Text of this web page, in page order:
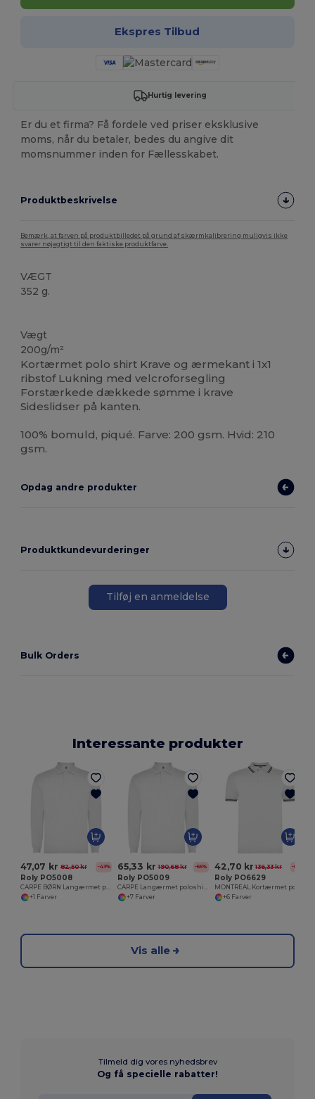
Ekspres Tilbud
Hurtig levering
Er du et firma? Få fordele ved priser eksklusive
moms, når du betaler, bedes du angive dit
momsnummer inden for Fællesskabet.
Produktbeskrivelse
Bemærk, at farven på produktbilledet på grund af skærmkalibrering muligvis ikke
svarer nøjagtigt til den faktiske produktfarve.
VÆGT
352 g.
Vægt
200g/m²
Kortærmet polo shirt Krave og ærmekant i 1x1
ribstof Lukning med velcroforsegling
Forstærkede dækkede sømme i krave
Sideslidser på kanten.
100% bomuld, piqué. Farve: 200 gsm. Hvid: 210
gsm.
Opdag andre produkter
Produktkundevurderinger
Tilføj en anmeldelse
Bulk Orders
Interessante produkter
47,07 kr 82,50 kr -43%
Roly PO5008
+1 Farver
65,33 kr 190,68 kr -66%
Roly PO5009
+7 Farver
42,70 kr 136,33 kr -69%
Roly PO6629
+6 Farver
Vis alle
Tilmeld dig vores nyhedsbrev
Og få specielle rabatter!